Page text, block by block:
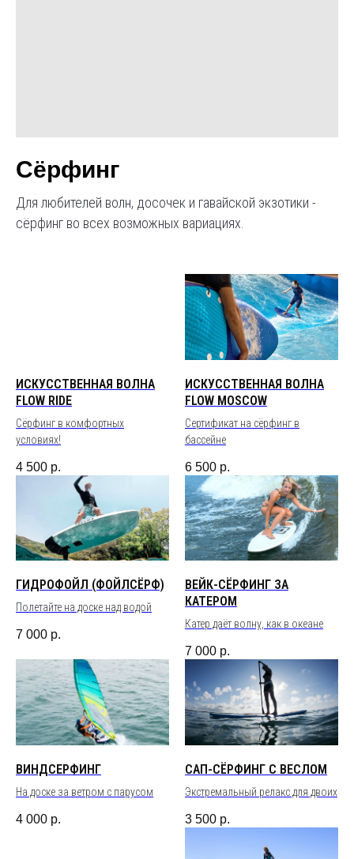
Сёрфинг
Для любителей волн, досочек и гавайской экзотики -
сёрфинг во всех возможных вариациях.
ИСКУССТВЕННАЯ ВОЛНА
FLOW RIDE
Сёрфинг в комфортных
условиях!
4 500 р.
ИСКУССТВЕННАЯ ВОЛНА
FLOW MOSCOW
Сертификат на сёрфинг в
бассейне
6 500 р.
ГИДРОФОЙЛ (ФОЙЛСЁРФ)
Полетайте на доске над водой
7 000 р.
ВЕЙК-СЁРФИНГ ЗА
КАТЕРОМ
Катер даёт волну, как в океане
7 000 р.
ВИНДСЕРФИНГ
На доске за ветром с парусом
4 000 р.
САП-СЁРФИНГ С ВЕСЛОМ
Экстремальный релакс для двоих
3 500 р.